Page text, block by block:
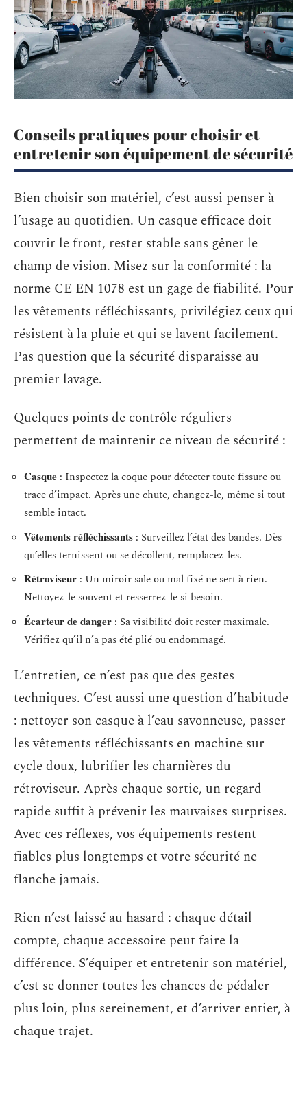
Conseils pratiques pour choisir et
entretenir son équipement de sécurité
Bien choisir son matériel, c’est aussi penser à
l’usage au quotidien. Un casque efficace doit
couvrir le front, rester stable sans gêner le
champ de vision. Misez sur la conformité : la
norme CE EN 1078 est un gage de fiabilité. Pour
les vêtements réfléchissants, privilégiez ceux qui
résistent à la pluie et qui se lavent facilement.
Pas question que la sécurité disparaisse au
premier lavage.
Quelques points de contrôle réguliers
permettent de maintenir ce niveau de sécurité :
Casque : Inspectez la coque pour détecter toute fissure ou
trace d’impact. Après une chute, changez-le, même si tout
semble intact.
Vêtements réfléchissants : Surveillez l’état des bandes. Dès
qu’elles ternissent ou se décollent, remplacez-les.
Rétroviseur : Un miroir sale ou mal fixé ne sert à rien.
Nettoyez-le souvent et resserrez-le si besoin.
Écarteur de danger : Sa visibilité doit rester maximale.
Vérifiez qu’il n’a pas été plié ou endommagé.
L’entretien, ce n’est pas que des gestes
techniques. C’est aussi une question d’habitude
: nettoyer son casque à l’eau savonneuse, passer
les vêtements réfléchissants en machine sur
cycle doux, lubrifier les charnières du
rétroviseur. Après chaque sortie, un regard
rapide suffit à prévenir les mauvaises surprises.
Avec ces réflexes, vos équipements restent
fiables plus longtemps et votre sécurité ne
flanche jamais.
Rien n’est laissé au hasard : chaque détail
compte, chaque accessoire peut faire la
différence. S’équiper et entretenir son matériel,
c’est se donner toutes les chances de pédaler
plus loin, plus sereinement, et d’arriver entier, à
chaque trajet.